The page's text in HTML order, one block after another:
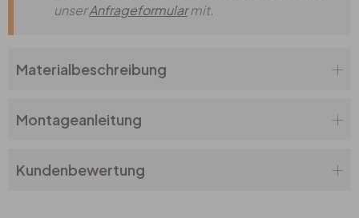
unserAnfrageformularmit.
Materialbeschreibung
Montageanleitung
Kundenbewertung